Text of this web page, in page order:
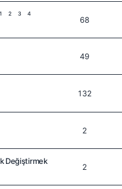
1 2 3 4
68
49
132
2
Değiştirmek
2